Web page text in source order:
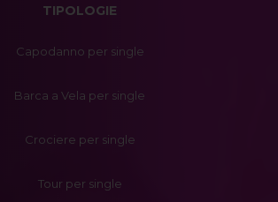
TIPOLOGIE
Capodanno per single
Barca a Vela per single
Crociere per single
Tour per single